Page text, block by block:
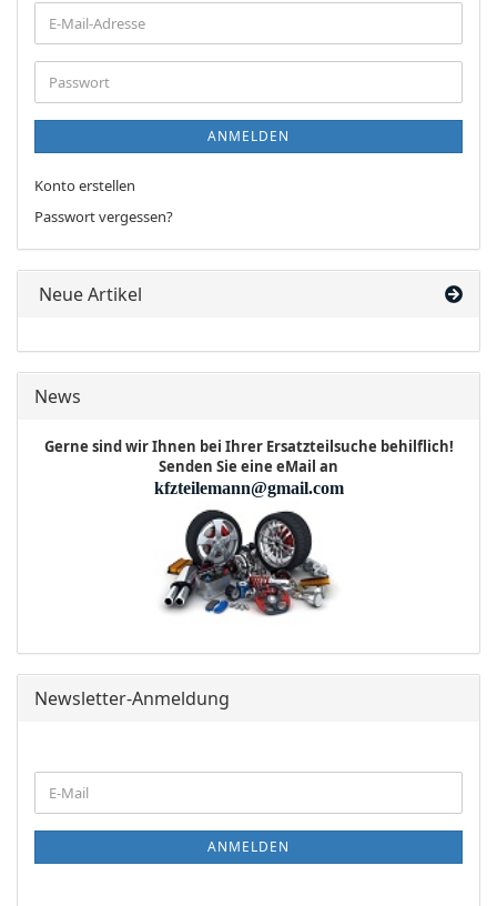
E-
Mail-
Adresse
Passwort
ANMELDEN
Konto erstellen
Passwort vergessen?
Neue Artikel
News
Gerne sind wir Ihnen bei Ihrer Ersatzteilsuche behilflich!
Senden Sie eine eMail an
kfzteilemann@gmail.com
Newsletter-Anmeldung
ZUR
NEWSLETTER-
E-
Mail
ANMELDEN